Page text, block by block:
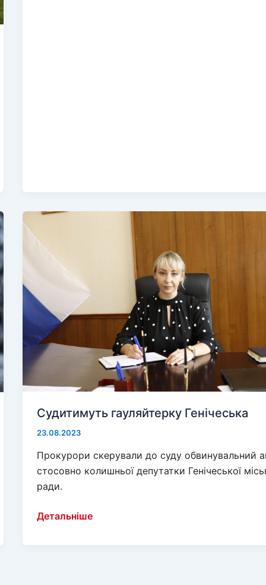
Судитимуть гауляйтерку Генічеська
23.08.2023
Прокурори скерували до суду обвинувальний
стосовно колишньої депутатки Генічеської
ради.
Судитимуть
Детальніше